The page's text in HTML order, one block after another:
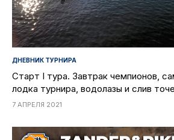
ДНЕВНИК ТУРНИРА
Старт I тура. Завтрак чемпионов,
лодка турнира, водолазы и слив
7 АПРЕЛЯ 2021